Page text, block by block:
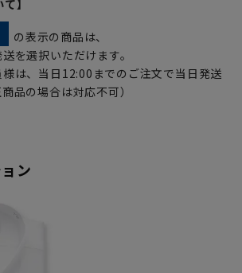
】
の表示の商品は、
を選択いただけます。
は、当日12:00までのご注文で当日発送
品の場合は対応不可）
ン